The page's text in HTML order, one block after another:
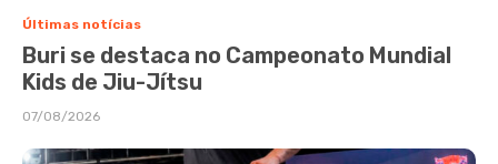
Últimas notícias
Buri se destaca no Campeonato Mundial
Kids de Jiu-Jítsu
07/08/2026